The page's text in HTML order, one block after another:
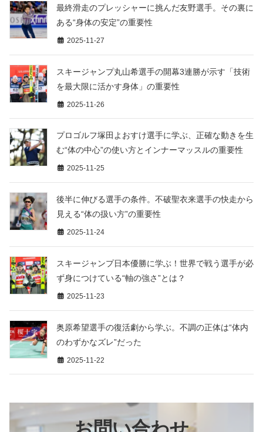
最終滑走のプレッシャーに挑んだ友野選手。その裏に
ある“身体の安定”の重要性
2025-11-27
スキージャンプ丸山希選手の開幕3連勝が示す「技術
を最大限に活かす身体」の重要性
2025-11-26
プロゴルフ塚田よおすけ選手に学ぶ、正確な動きを生
む“体の中心”の使い方とインナーマッスルの重要性
2025-11-25
後半に伸びる選手の条件。不破聖衣来選手の快走から
見える“体の扱い方”の重要性
2025-11-24
スキージャンプ日本優勝に学ぶ！世界で戦う選手が必
ず身につけている“軸の強さ”とは？
2025-11-23
奥原希望選手の復活劇から学ぶ。不調の正体は“体内
のわずかなズレ”だった
2025-11-22